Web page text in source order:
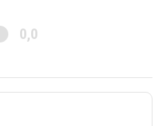
0,0